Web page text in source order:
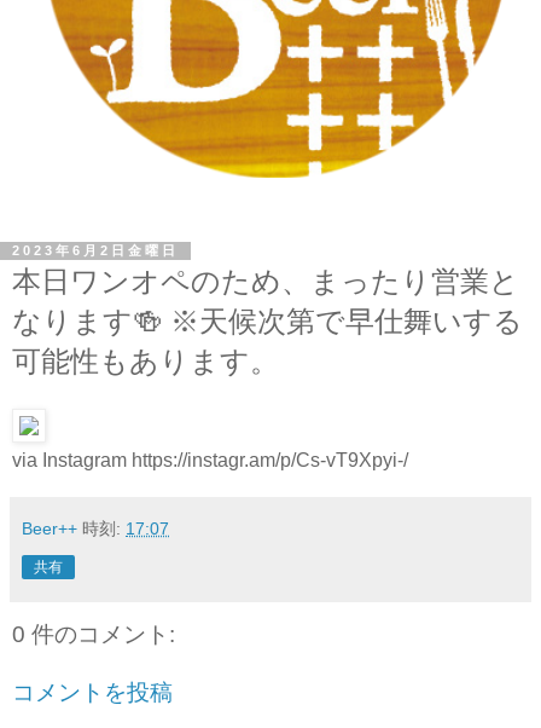
2023年6月2日金曜日
本日ワンオペのため、まったり営業と
なります🍻 ※天候次第で早仕舞いする
可能性もあります。
via Instagram https://instagr.am/p/Cs-vT9Xpyi-/
Beer++ 時刻: 17:07
共有
0 件のコメント:
コメントを投稿